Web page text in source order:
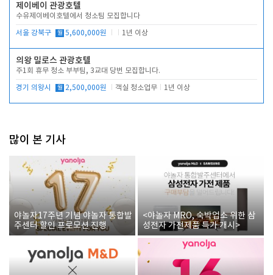
제이베이 관광호텔
수유제이베이호텔에서 청소팀 모집합니다
서울 강북구 월 5,600,000원 1년 이상
의왕 밀로스 관광호텔
주1회 휴무 청소 부부팀, 3교대 당번 모집합니다.
경기 의왕시 월 2,500,000원 객실 청소업무 1년 이상
많이 본 기사
야놀자17주년 기념 야놀자 통합발
주센터 할인 프로모션 진행
<야놀자 MRO, 숙박업소 위한 삼
성전자 가전제품 특가 개시>